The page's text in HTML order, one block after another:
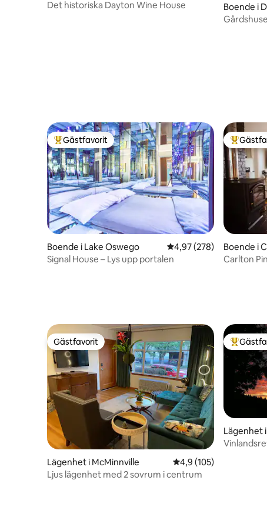
Det historiska Dayton Wine House
Boende i
Populär gästfavorit
Gästfavorit
Boende i Lake Oswego 4,97 av 5 i
4,97 (278)
Signal House – Lys upp portalen
Populär
Boende i
Carlton
Gästfavorit
Gästfavorit
Lägenhet i McMinnville 4,9 av 5 i
4,9 (105)
Ljus lägenhet med 2 sovrum i centrum
Populär
Lägenhet